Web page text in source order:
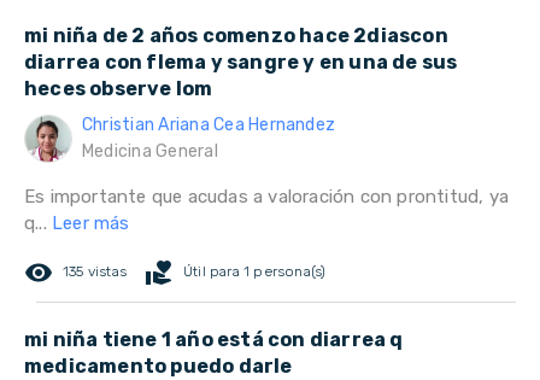
mi niña de 2 años comenzo hace 2diascon
diarrea con flema y sangre y en una de sus
heces observe lom
Christian Ariana Cea Hernandez
Medicina General
Es importante que acudas a valoración con prontitud, ya
q... Leer más
remove_red_eye 135 vistas volunteer_activism Útil para 1 persona(s)
mi niña tiene 1 año está con diarrea q
medicamento puedo darle